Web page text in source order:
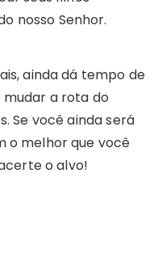
nosso Senhor.
ainda dá tempo de
mudar a rota do
Se você ainda será
o melhor que você
o alvo!